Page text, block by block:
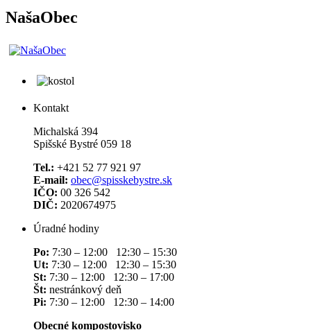
NašaObec
Kontakt
Michalská 394
Spišské Bystré 059 18
Tel.: +421 52 77 921 97
E-mail: obec@spisskebystre.sk
IČO: 00 326 542
DIČ: 2020674975
Úradné hodiny
Po: 7:30 – 12:00 12:30 – 15:30
Ut: 7:30 – 12:00 12:30 – 15:30
St: 7:30 – 12:00 12:30 – 17:00
Št: nestránkový deň
Pi: 7:30 – 12:00 12:30 – 14:00
Obecné kompostovisko